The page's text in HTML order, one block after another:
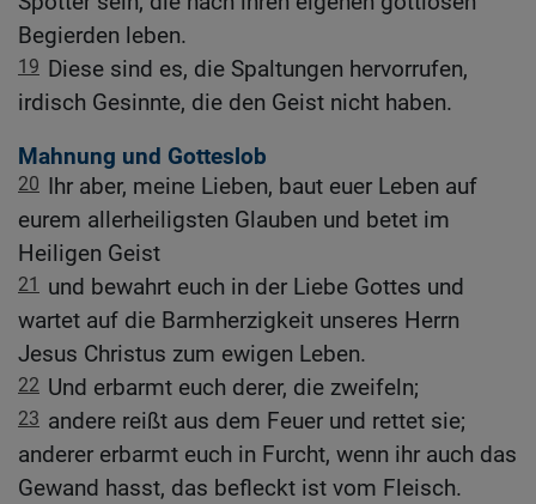
Begierden leben.
19 Diese sind es, die Spaltungen hervorrufen,
irdisch Gesinnte, die den Geist nicht haben.
Mahnung und Gotteslob
20 Ihr aber, meine Lieben, baut euer Leben auf
eurem allerheiligsten Glauben und betet im
Heiligen Geist
21
und bewahrt euch in der Liebe Gottes und
wartet auf die Barmherzigkeit unseres Herrn
Jesus Christus zum ewigen Leben.
22 Und erbarmt euch derer, die zweifeln;
23 andere reißt aus dem Feuer und rettet sie;
anderer erbarmt euch in Furcht, wenn ihr auch das
Gewand hasst, das befleckt ist vom Fleisch.